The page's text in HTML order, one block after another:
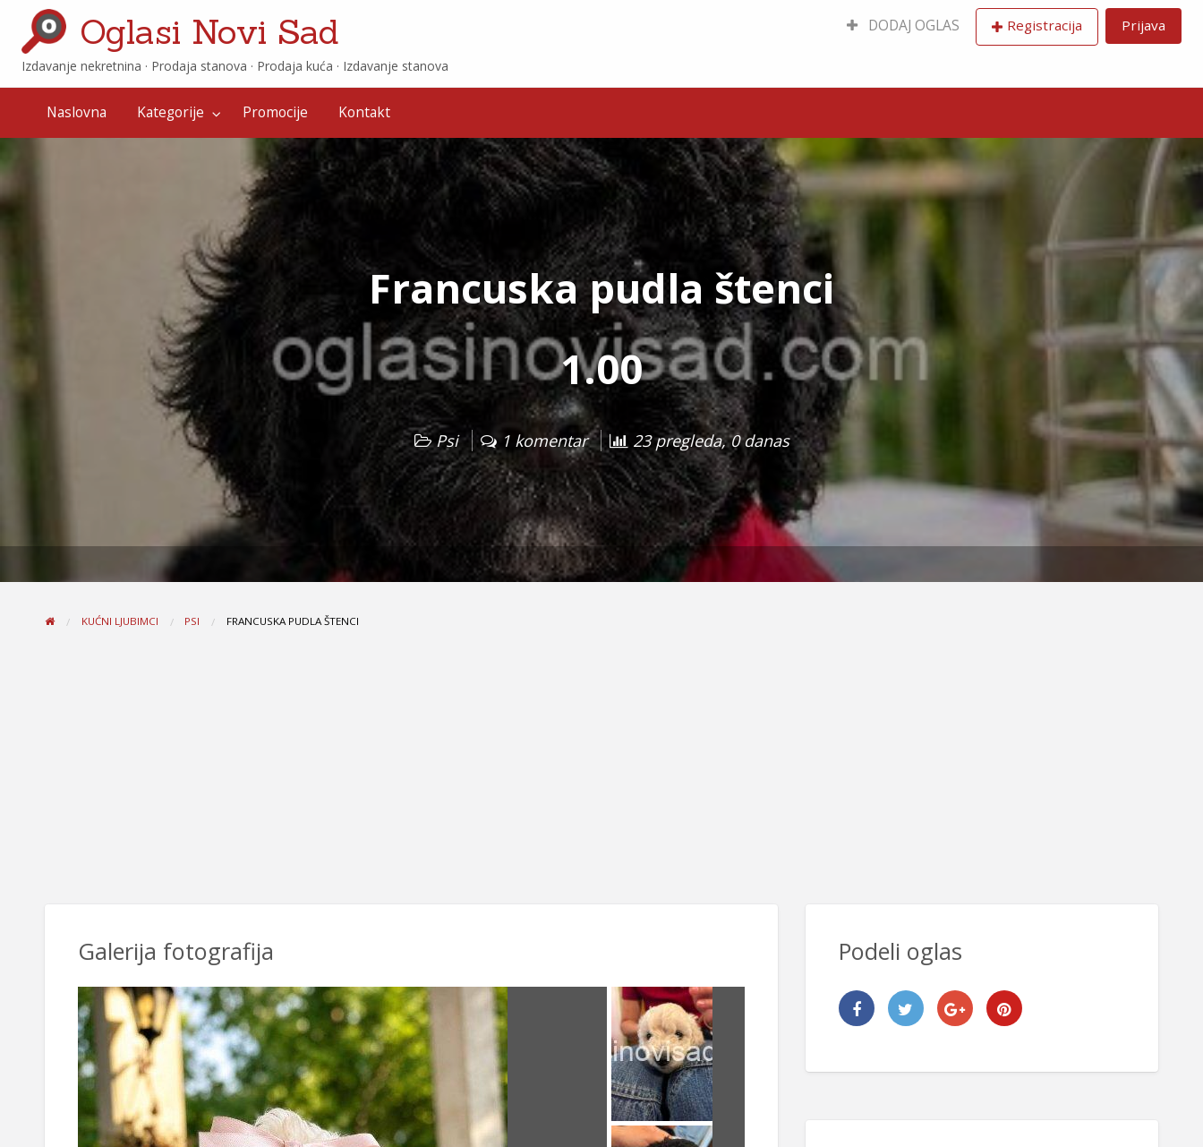
Promocije Kontakt
DODAJ OGLAS Registracija Prijava
Oglasi Novi Sad
Izdavanje nekretnina · ‎Prodaja stanova · ‎Prodaja kuća · ‎Izdavanje stanova
Naslovna Kategorije Promocije Kontakt
Francuska pudla štenci
1.00
Psi 1 komentar 23 pregleda, 0 danas
KUĆNI LJUBIMCI PSI FRANCUSKA PUDLA ŠTENCI
Galerija fotografija Podeli oglas